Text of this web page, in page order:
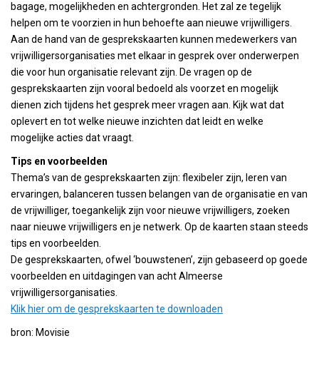
bagage, mogelijkheden en achtergronden. Het zal ze tegelijk
helpen om te voorzien in hun behoefte aan nieuwe vrijwilligers.
Aan de hand van de gesprekskaarten kunnen medewerkers van
vrijwilligersorganisaties met elkaar in gesprek over onderwerpen
die voor hun organisatie relevant zijn. De vragen op de
gesprekskaarten zijn vooral bedoeld als voorzet en mogelijk
dienen zich tijdens het gesprek meer vragen aan. Kijk wat dat
oplevert en tot welke nieuwe inzichten dat leidt en welke
mogelijke acties dat vraagt.
Tips en voorbeelden
Thema’s van de gesprekskaarten zijn: flexibeler zijn, leren van
ervaringen, balanceren tussen belangen van de organisatie en van
de vrijwilliger, toegankelijk zijn voor nieuwe vrijwilligers, zoeken
naar nieuwe vrijwilligers en je netwerk. Op de kaarten staan steeds
tips en voorbeelden.
De gesprekskaarten, ofwel ‘bouwstenen’, zijn gebaseerd op goede
voorbeelden en uitdagingen van acht Almeerse
vrijwilligersorganisaties.
Klik hier om de gesprekskaarten te downloaden
bron: Movisie